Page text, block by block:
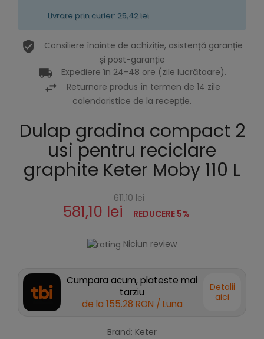
Livrare prin curier: 25,42 lei
Consiliere înainte de achiziție, asistență garanție
și post-garanție
Expediere în 24-48 ore (zile lucrătoare).
Returnare produs în termen de 14 zile
calendaristice de la recepție.
Dulap gradina compact 2
usi pentru reciclare
graphite Keter Moby 110 L
611,10 lei
581,10 lei REDUCERE 5%
Niciun review
Cumpara acum, plateste mai
tarziu
de la 155.28 RON / Luna
Detalii
aici
Brand: Keter